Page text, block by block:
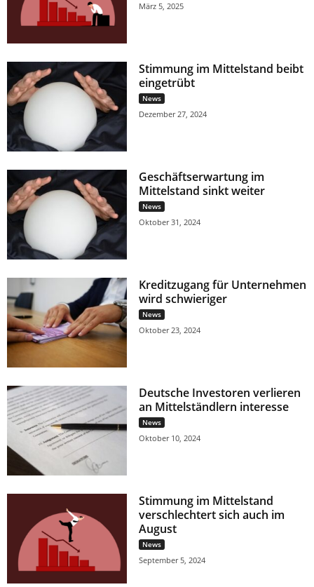
März 5, 2025
Stimmung im Mittelstand beibt
eingetrübt
News
Dezember 27, 2024
Geschäftserwartung im
Mittelstand sinkt weiter
News
Oktober 31, 2024
Kreditzugang für Unternehmen
wird schwieriger
News
Oktober 23, 2024
Deutsche Investoren verlieren
an Mittelständlern interesse
News
Oktober 10, 2024
Stimmung im Mittelstand
verschlechtert sich auch im
August
News
September 5, 2024